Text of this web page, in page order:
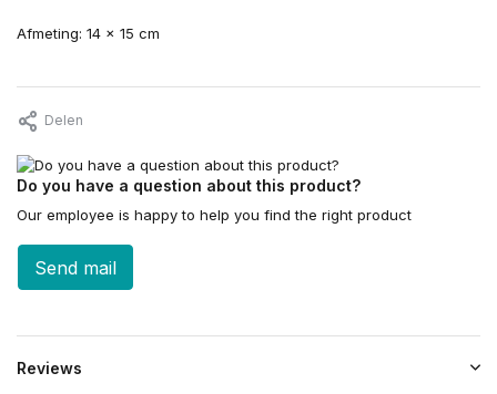
Afmeting: 14 × 15 cm
Delen
Do you have a question about this product?
Our employee is happy to help you find the right product
Send mail
Reviews